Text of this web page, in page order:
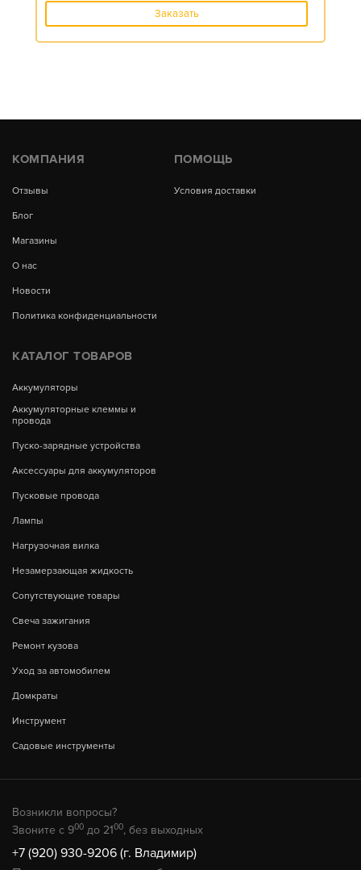
Заказать
КОМПАНИЯ
Отзывы
Блог
Магазины
О нас
Новости
Политика конфиденциальности
ПОМОЩЬ
Условия доставки
КАТАЛОГ ТОВАРОВ
Аккумуляторы
Аккумуляторные клеммы и
провода
Пуско-зарядные устройства
Аксессуары для аккумуляторов
Пусковые провода
Лампы
Нагрузочная вилка
Незамерзающая жидкость
Сопутствующие товары
Свеча зажигания
Ремонт кузова
Уход за автомобилем
Домкраты
Инструмент
Садовые инструменты
Возникли вопросы?
Звоните с 900 до 2100, без выходных
+7 (920) 930-9206 (г. Владимир)